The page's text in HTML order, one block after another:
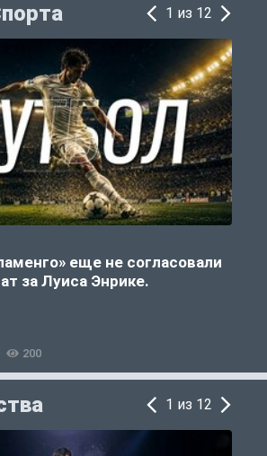
1 из 12
еще не согласовали
за Луиса Энрике.
200
1 из 12